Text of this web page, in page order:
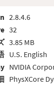
2.8.4.6
32
3.85 MB
U.S. English
NVIDIA
PhysXCore